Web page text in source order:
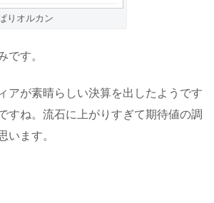
りオルカン
です。
アが素晴らしい決算を出したようです
すね。流石に上がりすぎて期待値の調
います。